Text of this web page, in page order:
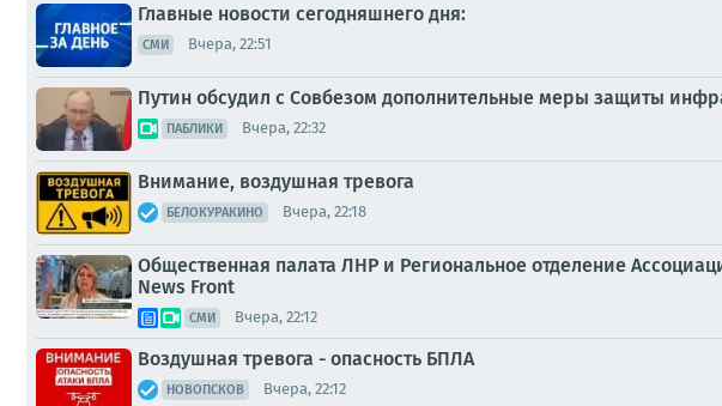
Главные новости сегодняшнего дня:
СМИ Вчера, 22:51
Путин обсудил с Совбезом дополнительные меры защиты
ПАБЛИКИ Вчера, 22:32
Внимание, воздушная тревога
БЕЛОКУРАКИНО Вчера, 22:18
Общественная палата ЛНР и Региональное отделение
News Front
СМИ Вчера, 22:12
Воздушная тревога - опасность БПЛА
НОВОПСКОВ Вчера, 22:12